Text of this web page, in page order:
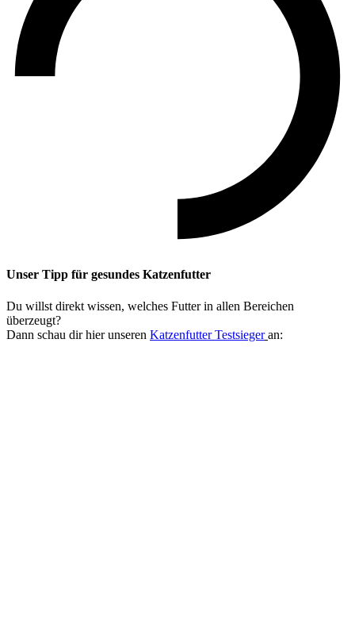
Unser Tipp für gesundes Katzenfutter
Du willst direkt wissen, welches Futter in allen Bereichen
überzeugt?
Dann schau dir hier unseren Katzenfutter Testsieger an: